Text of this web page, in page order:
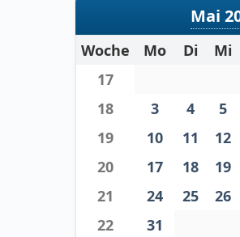
Mai
Woche Mo Di Mi
17
18
3 4 5
19
10 11 12
20
17 18 19
21
24 25 26
22
31